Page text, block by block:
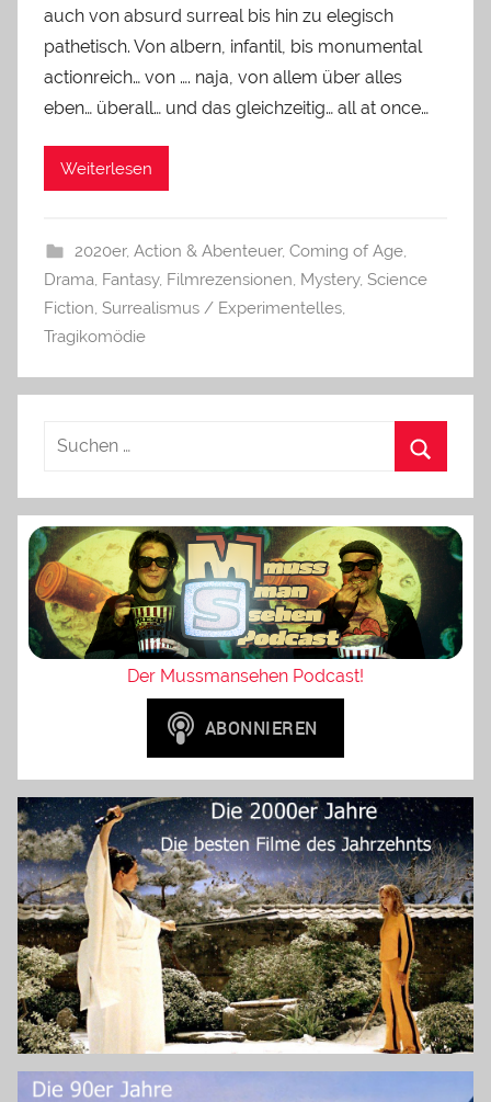
auch von absurd surreal bis hin zu elegisch
pathetisch. Von albern, infantil, bis monumental
actionreich… von …. naja, von allem über alles
eben… überall… und das gleichzeitig… all at once…
Weiterlesen
2020er, Action & Abenteuer, Coming of Age,
Drama, Fantasy, Filmrezensionen, Mystery, Science
Fiction, Surrealismus / Experimentelles,
Tragikomödie
Der Mussmansehen Podcast!